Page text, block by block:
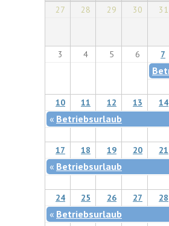
27
28 29 30 31
3 4 5 6 7
10 11 12 13 14
« Betriebsurlaub
17 18 19 20 21
« Betriebsurlaub
24 25 26 27 28
« Betriebsurlaub